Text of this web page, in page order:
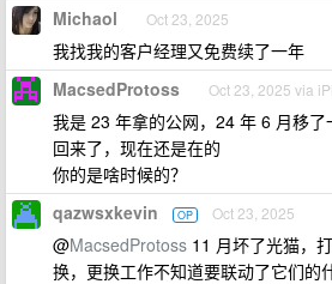
Michaol Oct 23, 2025
我找我的客户经理又免费续了一年
MacsedProtoss Oct 23, 2025 via
我是 23 年拿的公网，24 年 6 月移
回来了，现在还是在的
你的是啥时候的？
qazwsxkevin OP Oct 23, 2025
@MacsedProtoss 11 月坏了光猫，
换，更换工作不知道要联动了它们的